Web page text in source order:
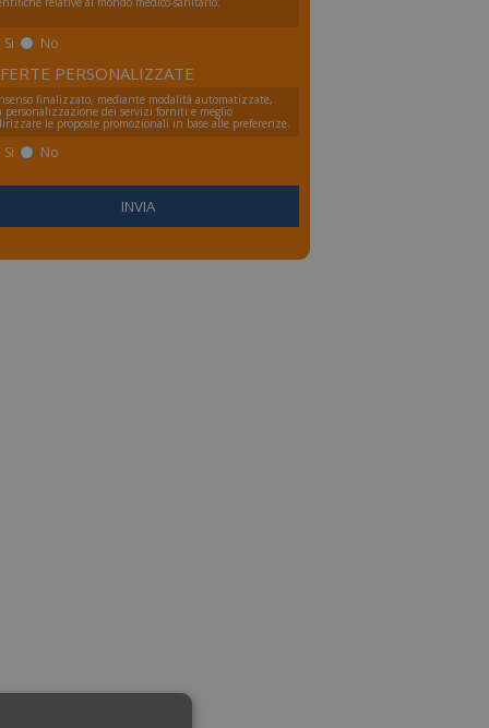
Si No
PERSONALIZZATE
finalizzato, mediante modalità automatizzate,
personalizzazione dei servizi forniti e meglio
le proposte promozionali in base alle preferenze.
Si No